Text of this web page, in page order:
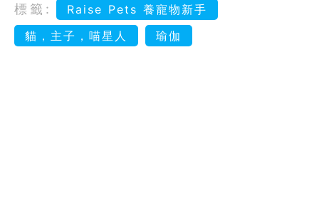
標籤:
Raise Pets 養寵物新手
貓，主子，喵星人
瑜伽